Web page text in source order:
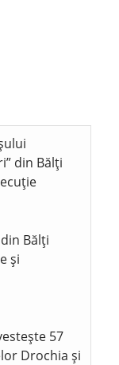
din Bălți
Bălți
și
57
Drochia și